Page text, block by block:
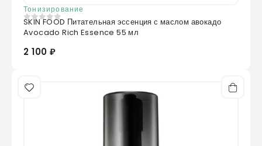
Тонизирование
0из 5
SKIN FOOD Питательная эссенция с маслом авокадо
Avocado Rich Essence 55 мл
2 100 ₽